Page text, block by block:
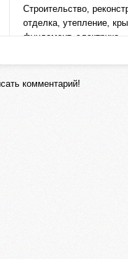
Cтроительство,
отделка, утепление,
фундамент, электрика,
канализация вашего
arteli-stroy.ru
комментарий!